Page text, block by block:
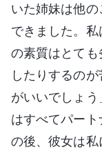
いた姉妹は他
できました。
の素質はとて
したりするの
がいいでしょ
はすべてパー
の後、彼女は私